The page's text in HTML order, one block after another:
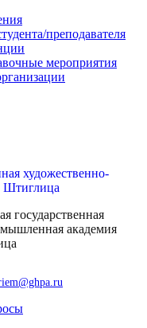
преподавателя
мероприятия
государственная
академия